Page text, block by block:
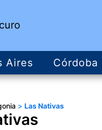
Aires Córdoba
> Las Nativas